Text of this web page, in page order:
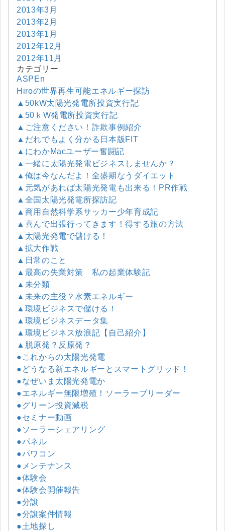
2013年3月
2013年2月
2013年1月
2012年12月
2012年11月
カテゴリー
ASPEn
Hiroの世界再生可能エネルギー探訪
▲50kW太陽光発電所投資実行記
▲50ｋW発電所投資実行記
▲ご注意ください！詐欺事例紹介
▲だれでもよく分かる日本版FIT
▲にわかMacユーザー奮闘記
▲一緒に太陽光発電ビジネスしませんか？
▲俺は今なんだよ！全盛期なうダイエット
▲元気があれば太陽光発電も出来る！PR作戦
▲全国太陽光発電所探訪記
▲商用自然科学系サッカー少年育成記
▲喜んで出張行ってきます！得する旅の方法
▲太陽光発電で儲ける！
▲拡大作戦
▲日常のこと
▲最高の失業対策 私の起業体験記
▲未分類
▲未来の主役？水素エネルギー
▲環境ビジネスで儲ける！
▲環境ビジネスデータ集
▲環境ビジネス放浪記【自己紹介】
▲脱原発？反原発？
●これからの太陽光発電
●どうなる新エネルギーとスマートグリッド！
●なぜいま太陽光発電か
●エネルギー無限増殖！ソーラーブリーダー
●グリーン投資減税
●セミナー動画
●ソーラーシェアリング
●パネル
●パワコン
●メンテナンス
●体験会
●体験会開催報告
●分譲
●分譲案件情報
●土地探し